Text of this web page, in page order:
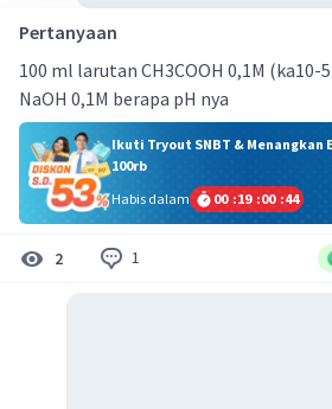
Pertanyaan
100 ml larutan CH3COOH 0,1M (ka10-
NaOH 0,1M berapa pH nya
Ikuti Tryout SNBT & Menangkan
100rb
Habis dalam
00 :19 :00 :43
2 1